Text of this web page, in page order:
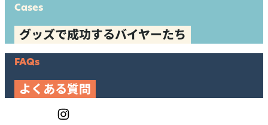
Cases
グッズで成功するバイヤーたち
FAQs
よくある質問